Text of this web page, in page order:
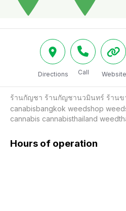
Directions Call Website
ร้านกัญชา ร้านกัญชานวมินทร์ ร้านข
canabisbangkok weedshop
cannabis cannabisthailand
Hours of operation